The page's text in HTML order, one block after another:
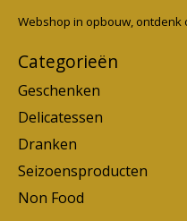
Webshop in opbouw, ontdenk
Categorieën
Geschenken
Delicatessen
Dranken
Seizoensproducten
Non Food